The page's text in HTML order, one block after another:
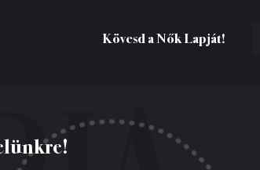
Kövesd a Nők Lapját!